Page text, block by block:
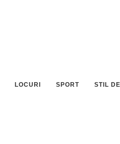
LOCURI SPORT STIL